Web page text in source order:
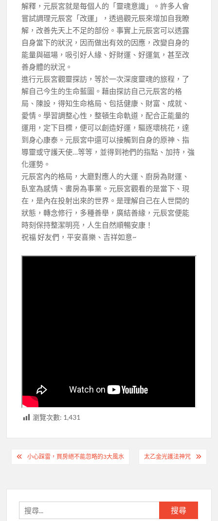
解釋，元辰宮就是每個人的「靈魂意識」。許多人會
嘗試調理元辰宮「改運」，透過觀元辰來增加自我瞭
解，改善先天上不足的部份。事實上元辰宮可以透露
自身當下的狀況，因而做出有效的因應，改變自身的
能量與磁場，吸引好人緣、好財運、好運氣，甚至改
善身體的狀況。
進行元辰宮觀靈探訪，等於一次深度靈魂的旅程，了
解自己今生的生命藍圖。藉由探訪自己元辰宮的格
局、陳設，得知生命格局、包括健康、財富、成就、
愛情。學習調整心性，整頓生命軌道，配合正能量的
運用，定下目標，便可以創造好運，驅逐壞桃花，達
到身心康泰。元辰宮中還可以接觸到自身的原神、指
導靈或守護天使…等等，並得到祂們的指點、加持，強
化運勢。
元辰宮內的格局，大廳對應人的大運、廚房為財運、
臥室為感情、書房為事業。元辰宮觀看的是當下、現
在，是內在投射出來的世界。是理解自己在人世間的
狀態，轉念修行，多種善舉，廣結善緣，元辰宮便能
時刻保持整潔明亮，人生自然順暢安康！
祝福 好友們，平安喜樂、吉祥如意~
瀏覽次數: 1,431
文
導
覽
小心踩雷，買房絕不能忽略的3大風水 太乙金光護法神咒
尋